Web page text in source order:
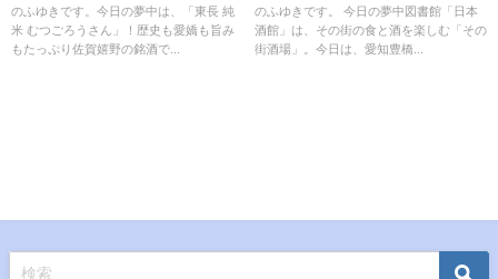
のふゆきです。今日の夢中は、「東長 純
米 むつごろうさん」！歴史も愛嬌も旨み
もたっぷり佐賀嬉野の銘酒で...
のふゆきです。 今日の夢中図書館「日本
酒館」は、その街の食と酒を楽しむ「その
街酒場」。今日は、愛知豊橋...